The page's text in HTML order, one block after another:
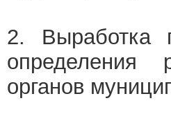
2. Выработка
определения
органов